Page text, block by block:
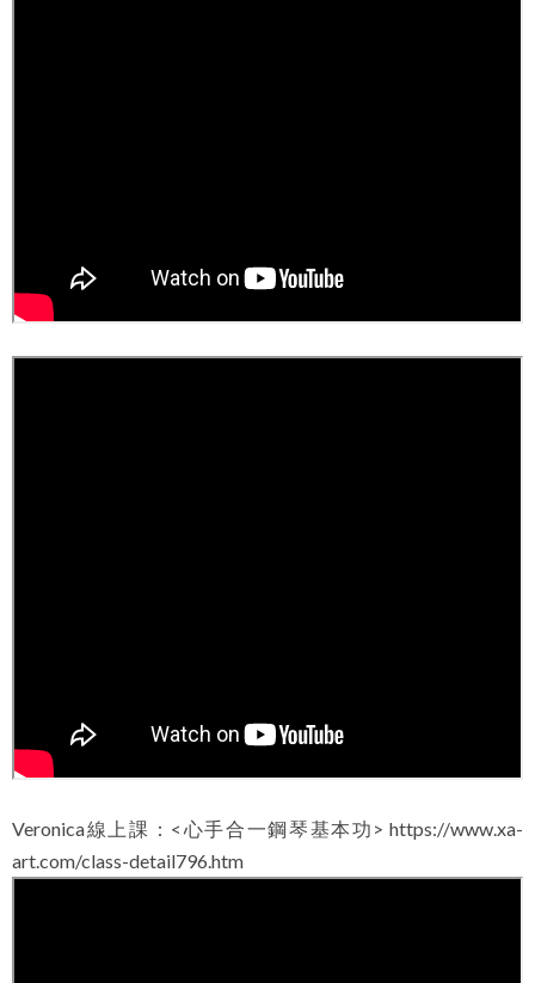
Veronica線上課：<心手合一鋼琴基本功> https://www.xa-
art.com/class-detail796.htm